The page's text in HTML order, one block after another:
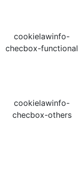
cookielawinfo-
checbox-functional
cookielawinfo-
checbox-others